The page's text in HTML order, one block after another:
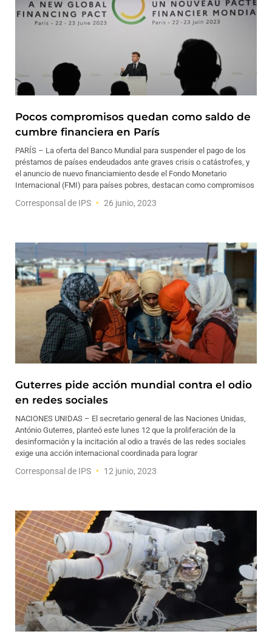
Pocos compromisos quedan como saldo de
cumbre financiera en París
PARÍS – La oferta del Banco Mundial para suspender el pago de los
préstamos de países endeudados ante graves crisis o catástrofes, y
el anuncio de nuevo financiamiento desde el Fondo Monetario
Internacional (FMI) para países pobres, destacan como compromisos
Corresponsal de IPS 26 junio, 2023
Guterres pide acción mundial contra el odio
en redes sociales
NACIONES UNIDAS – El secretario general de las Naciones Unidas,
António Guterres, planteó este lunes 12 que la proliferación de la
desinformación y la incitación al odio a través de las redes sociales
exige una acción internacional coordinada para lograr
Corresponsal de IPS 12 junio, 2023